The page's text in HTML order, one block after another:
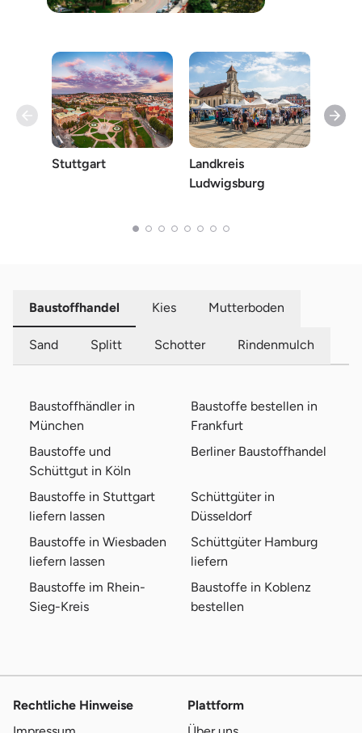
Stuttgart
Landkreis
Ludwigsburg
Baustoffhandel Kies Mutterboden
Sand Splitt Schotter Rindenmulch
Baustoffhändler in
München
Baustoffe bestellen in
Frankfurt
Baustoffe und
Schüttgut in Köln
Berliner Baustoffhandel
Baustoffe in Stuttgart
liefern lassen
Schüttgüter in
Düsseldorf
Baustoffe in Wiesbaden
liefern lassen
Schüttgüter Hamburg
liefern
Baustoffe im Rhein-
Sieg-Kreis
Baustoffe in Koblenz
bestellen
Rechtliche Hinweise
Plattform